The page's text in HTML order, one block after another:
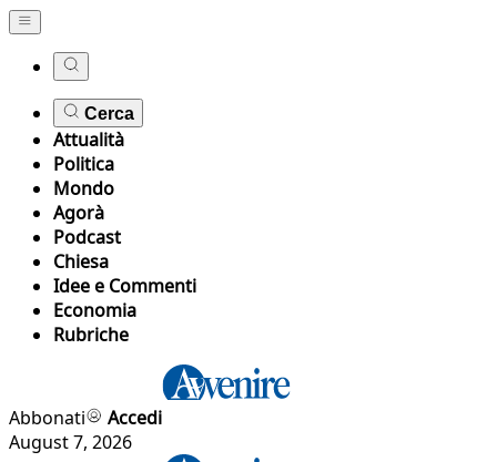
Cerca
Attualità
Politica
Mondo
Agorà
Podcast
Chiesa
Idee e Commenti
Economia
Rubriche
Abbonati
Accedi
August 7, 2026